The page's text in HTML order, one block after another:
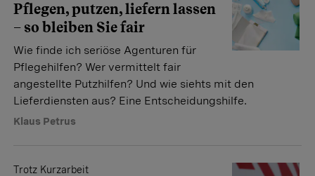
Pflegen, putzen, liefern lassen
– so bleiben Sie fair
Wie finde ich seriöse Agenturen für
Pflegehilfen? Wer vermittelt fair
angestellte Putzhilfen? Und wie siehts mit den
Lieferdiensten aus? Eine Entscheidungshilfe.
Klaus Petrus
Trotz Kurzarbeit